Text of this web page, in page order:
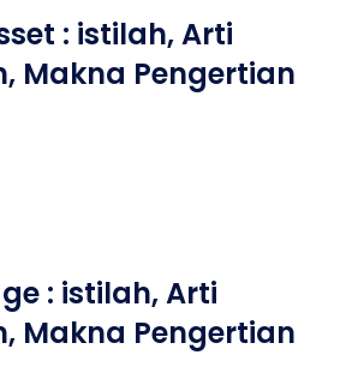
: istilah, Arti
Makna Pengertian
: istilah, Arti
Makna Pengertian